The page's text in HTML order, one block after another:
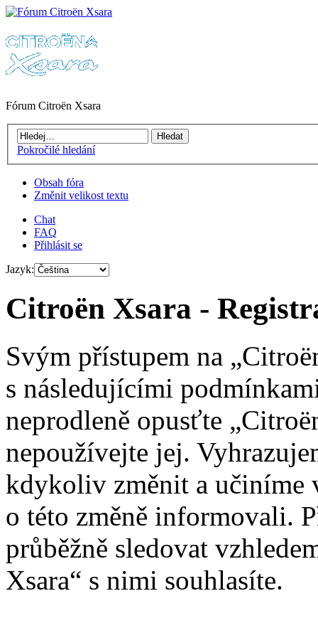
Fórum Citroën Xsara
Pokročilé hledání
Obsah fóra
Změnit velikost textu
Chat
FAQ
Přihlásit se
Jazyk:
Citroën Xsara -
Svým přístupem na
s následujícími
neprodleně opusťte
nepoužívejte jej.
kdykoliv změnit a učiníme
o této změně informovali.
průběžně sledovat
Xsara“ s nimi souhlasíte.